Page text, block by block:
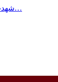
شهدت بعض المناطق في ولاية صفاقس خلال الأيام الأخيرة نقص ملحوظ في مادة الخبز، تزامنا مع تكرار انقطاعات التيار الكهربائي، وهو ما أثر بشكل مباشر على نسق…